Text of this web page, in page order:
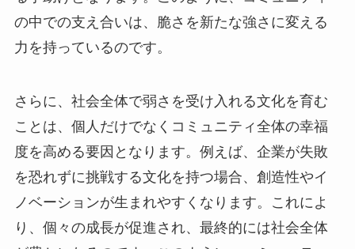
の中での支え合いは、脆さを新たな強さに変える
力を持っているのです。
さらに、社会全体で弱さを受け入れる文化を育む
ことは、個人だけでなくコミュニティ全体の幸福
度を高める要因となります。例えば、企業が失敗
を恐れずに挑戦する文化を持つ場合、創造性やイ
ノベーションが生まれやすくなります。これによ
り、個々の成長が促進され、最終的には社会全体